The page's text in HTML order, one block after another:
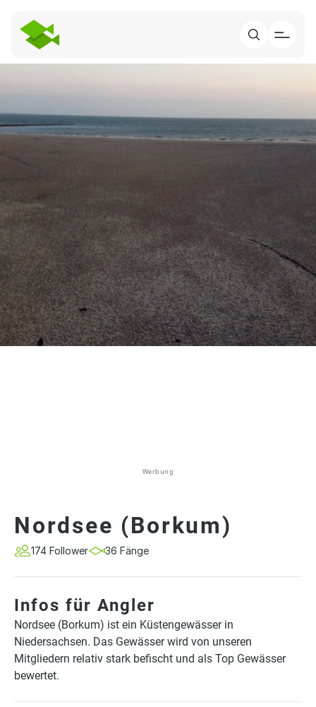
Werbung
Nordsee (Borkum)
174 Follower 36 Fänge
Infos für Angler
Nordsee (Borkum) ist ein Küstengewässer in
Niedersachsen. Das Gewässer wird von unseren
Mitgliedern relativ stark befischt und als Top Gewässer
bewertet.